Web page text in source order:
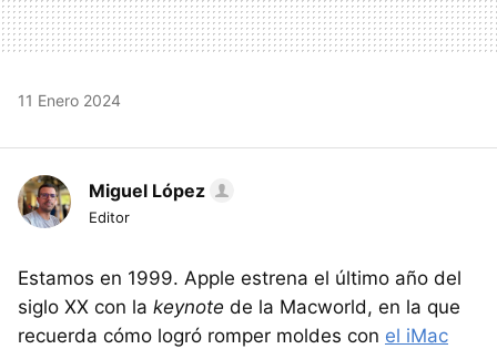
11 Enero 2024
Miguel López
Editor
Estamos en 1999. Apple estrena el último año del
siglo XX con la keynote de la Macworld, en la que
recuerda cómo logró romper moldes con el iMac